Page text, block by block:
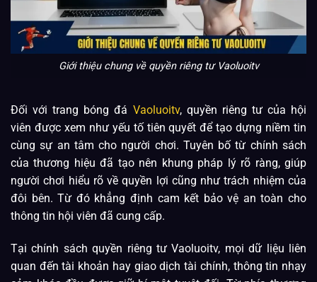
Giới thiệu chung về quyền riêng tư Vaoluoitv
Đối với trang bóng đá Vaoluoitv, quyền riêng tư của hội
viên được xem như yếu tố tiên quyết để tạo dựng niềm tin
cùng sự an tâm cho người chơi. Tuyên bố từ chính sách
của thương hiệu đã tạo nên khung pháp lý rõ ràng, giúp
người chơi hiểu rõ về quyền lợi cũng như trách nhiệm của
đôi bên. Từ đó khẳng định cam kết bảo vệ an toàn cho
thông tin hội viên đã cung cấp.
Tại chính sách quyền riêng tư Vaoluoitv, mọi dữ liệu liên
quan đến tài khoản hay giao dịch tài chính, thông tin nhạy